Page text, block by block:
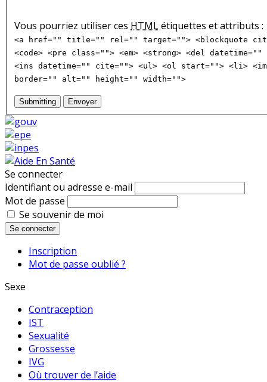
Vous pourriez utiliser ces HTMLétiquettes et attributs :
<a href="" title="" rel="" target=""> <blockquote
<code> <pre class=""> <em> <strong> <del
<ins datetime="" cite=""> <ul> <ol start=""> <li>
border="" alt="" height="" width="">
Submitting Envoyer
Se connecter
Identifiant ou adresse e-mail
Mot de passe
Se souvenir de moi
Se connecter
Inscription
Mot de passe oublié ?
Sexe
Contraception
IST
Sexualité
Grossesse
IVG
Où trouver de l’aide